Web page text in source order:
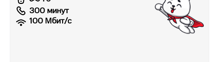
300 минут
100 Мбит/с